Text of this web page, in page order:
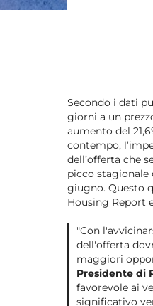
Secondo i dati
giorni a un
aumento del
contempo,
dell’offerta che
picco
giugno. Questo
Housing Report
"Con
dell'offerta
maggiori
Presidente di
favorevole ai
significativo